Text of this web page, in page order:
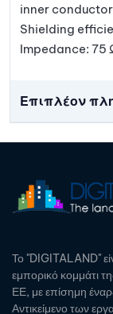
inner
Shielding
Impedance: 75
Επιπλέον
Το "DIGITALAND"
εμπορικό κομμάτι
ΕΕ, με επίσημη
Αντικείμενο των